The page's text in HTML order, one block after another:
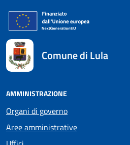
Comune di Lula
AMMINISTRAZIONE
Organi di governo
Aree amministrative